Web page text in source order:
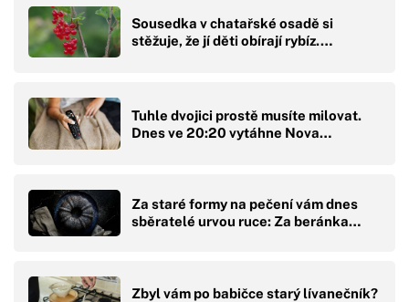
Sousedka v chatařské osadě si
stěžuje, že jí děti obírají rybíz.…
Tuhle dvojici prostě musíte milovat.
Dnes ve 20:20 vytáhne Nova…
Za staré formy na pečení vám dnes
sběratelé urvou ruce: Za beránka…
Zbyl vám po babičce starý lívanečník?